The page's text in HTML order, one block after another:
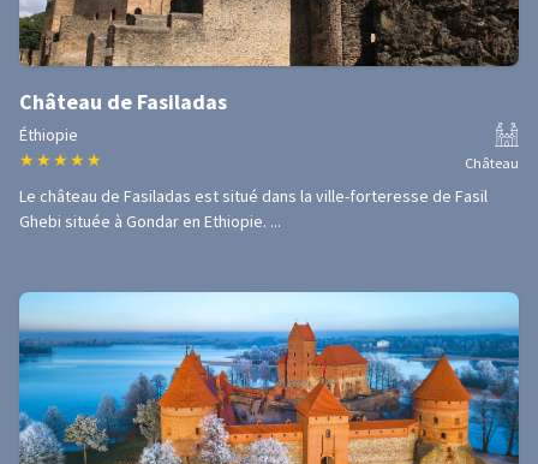
Château de Fasiladas
Éthiopie
★ ★ ★ ★ ★ Château
Le château de Fasiladas est situé dans la ville-forteresse de Fasil
Ghebi située à Gondar en Ethiopie. ...